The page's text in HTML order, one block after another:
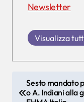
Newsletter
Visualizza
Sesto mandato
o A. Indiani alla